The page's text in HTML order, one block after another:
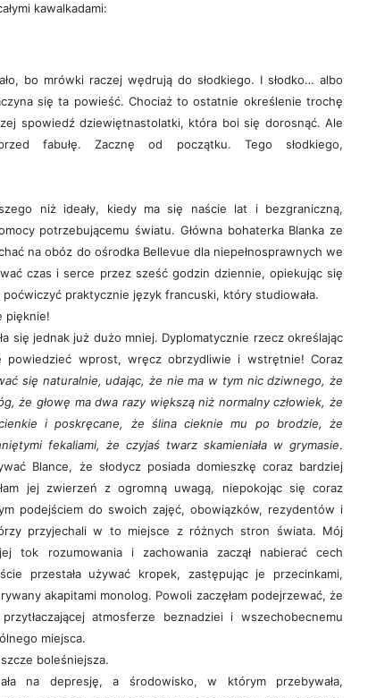
kawalkadami:
bo mrówki raczej wędrują do słodkiego. I słodko… albo
się ta powieść. Chociaż to ostatnie określenie trochę
spowiedź dziewiętnastolatki, która boi się dorosnąć. Ale
fabułę. Zacznę od początku. Tego słodkiego,
niż ideały, kiedy ma się naście lat i bezgraniczną,
potrzebującemu światu. Główna bohaterka Blanka ze
na obóz do ośrodka Bellevue dla niepełnosprawnych we
czas i serce przez sześć godzin dziennie, opiekując się
praktycznie język francuski, który studiowała.
pięknie!
się jednak już dużo mniej. Dyplomatycznie rzecz określając
powiedzieć wprost, wręcz obrzydliwie i wstrętnie! Coraz
się naturalnie, udając, że nie ma w tym nic dziwnego, że
że głowę ma dwa razy większą niż normalny człowiek, że
i poskręcane, że ślina cieknie mu po brodzie, że
fekaliami, że czyjaś twarz skamieniała w grymasie.
Blance, że słodycz posiada domieszkę coraz bardziej
jej zwierzeń z ogromną uwagą, niepokojąc się coraz
podejściem do swoich zajęć, obowiązków, rezydentów i
przyjechali w to miejsce z różnych stron świata. Mój
tok rozumowania i zachowania zaczął nabierać cech
przestała używać kropek, zastępując je przecinkami,
akapitami monolog. Powoli zaczęłam podejrzewać, że
atmosferze beznadziei i wszechobecnemu
miejsca.
boleśniejsza.
na depresję, a środowisko, w którym przebywała,